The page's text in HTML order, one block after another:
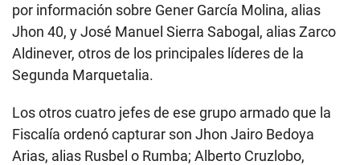
por información sobre Gener García Molina, alias
Jhon 40, y José Manuel Sierra Sabogal, alias Zarco
Aldinever, otros de los principales líderes de la
Segunda Marquetalia.
Los otros cuatro jefes de ese grupo armado que la
Fiscalía ordenó capturar son Jhon Jairo Bedoya
Arias, alias Rusbel o Rumba; Alberto Cruzlobo,